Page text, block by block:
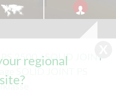
regional
2500 / SOLID JOINT
SOLID JOINT PS